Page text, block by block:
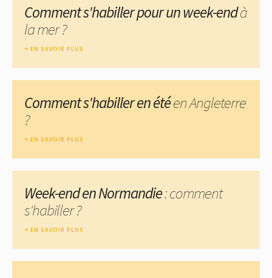
Comment s'habiller pour un week-endà
la mer ?
EN SAVOIR PLUS
Comment s'habiller en étéen Angleterre
?
EN SAVOIR PLUS
Week-end en Normandie: comment
s'habiller ?
EN SAVOIR PLUS